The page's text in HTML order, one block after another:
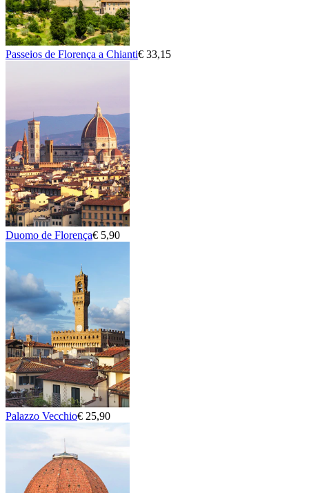
Passeios de Florença a Chianti€ 33,15
Duomo de Florença€ 5,90
Palazzo Vecchio€ 25,90